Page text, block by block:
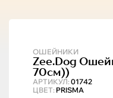
ОШЕЙНИКИ
АРТИКУЛ: 01742
Zee.Dog
70см))
ЦВЕТ: PRISMA